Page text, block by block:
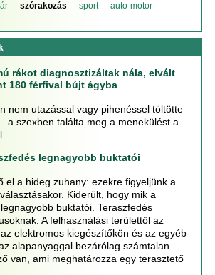
szórakozás sport
auto-motor
rákot diagnosztizáltak nála, elvált
180 férfival bújt ágyba
nem utazással vagy pihenéssel töltötte
a szexben találta meg a menekülést a
legnagyobb buktatói
el a hideg zuhany: ezekre figyeljünk a
Kiderült, hogy mik a
buktatói. Teraszfedés
A felhasználási területtől az
elektromos kiegészítőkön és az egyéb
alapanyaggal bezárólag számtalan
van, ami meghatározza egy terasztető